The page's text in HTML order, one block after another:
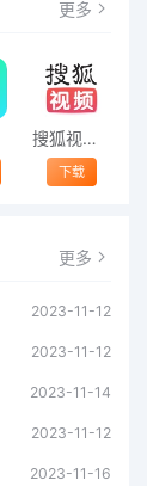
更多
搜狐视频app免费送会员下载安装到手机 v8.8.5
下载
更多
2023-11-12
2023-11-12
2023-11-14
2023-11-12
2023-11-16